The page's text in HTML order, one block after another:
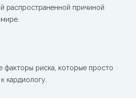
распространенной причиной
факторы риска, которые просто
кардиологу.